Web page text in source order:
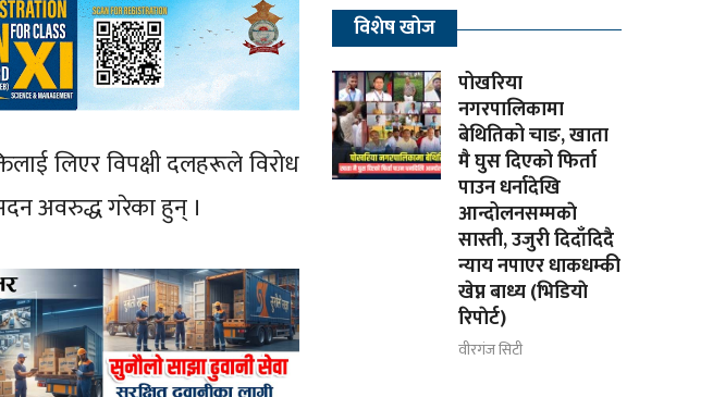
लिएर विपक्षी दलहरूले विरोध
अवरुद्ध गरेका हुन् ।
विशेष खोज
पोखरिया
नगरपालिकामा
बेथितिको चाङ, खाता
मै घुस दिएको फिर्ता
पाउन धर्नादेखि
आन्दोलनसम्मकाे
सास्ती, उजुरी दिदाँदिदै
न्याय नपाएर धाकधम्की
खेप्न बाध्य (भिडियाे
रिपाेर्ट)
वीरगंज सिटी